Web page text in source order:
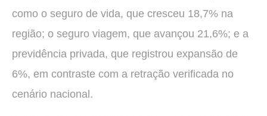
como o seguro de vida, que cresceu 18,7% na
região; o seguro viagem, que avançou 21,6%; e a
previdência privada, que registrou expansão de
6%, em contraste com a retração verificada no
cenário nacional.